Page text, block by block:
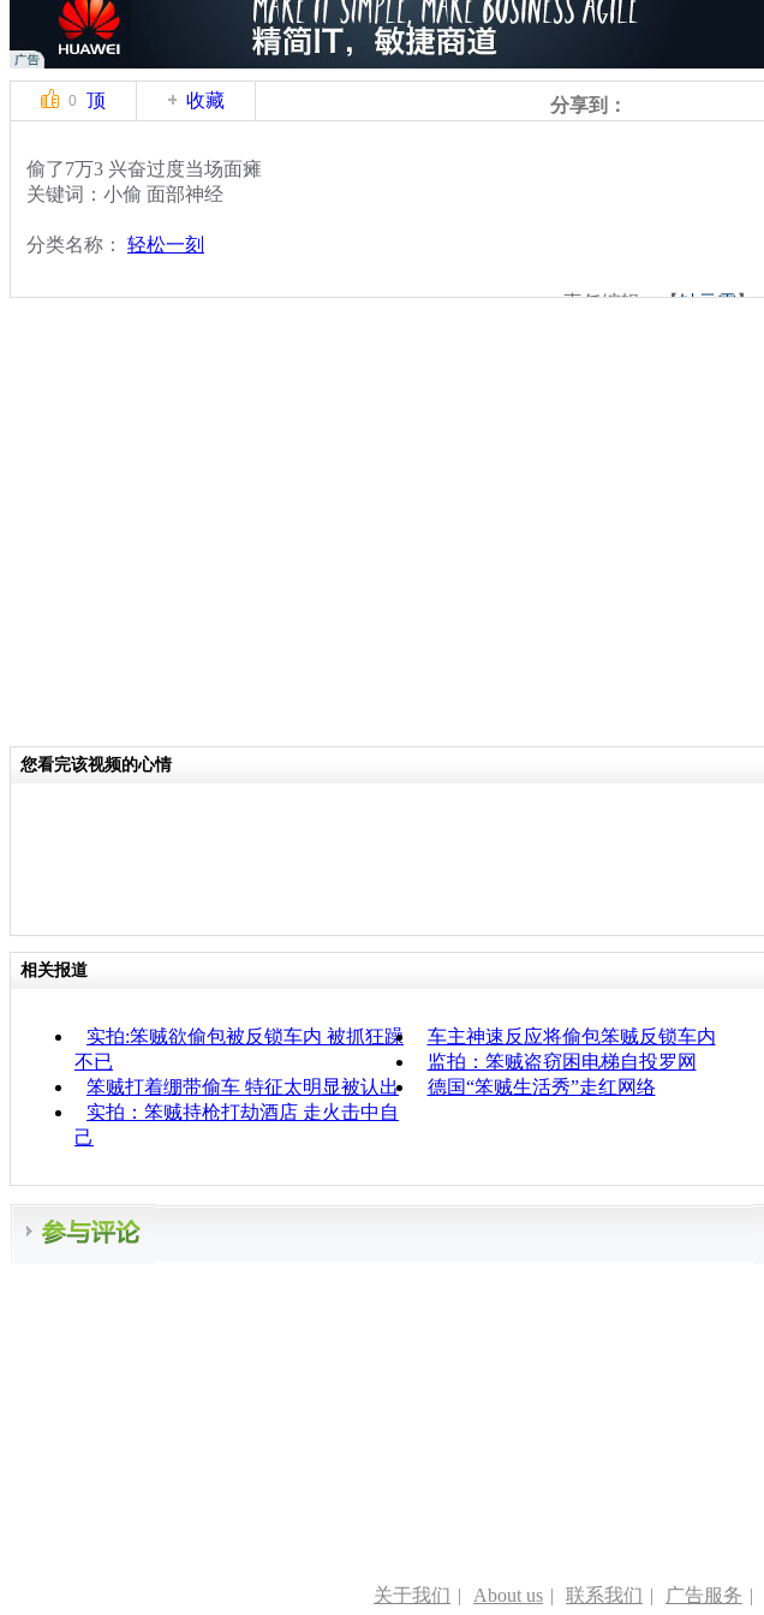
0 顶 收藏 分享到：
偷了7万3 兴奋过度当场面瘫
关键词：小偷 面部神经
分类名称： 轻松一刻
责任编辑：【钟元霞】
您看完该视频的心情
相关报道
实拍:笨贼欲偷包被反锁车内 被抓狂躁
不已
车主神速反应将偷包笨贼反锁车内
监拍：笨贼盗窃困电梯自投罗网
笨贼打着绷带偷车 特征太明显被认出
德国“笨贼生活秀”走红网络
实拍：笨贼持枪打劫酒店 走火击中自
己
关于我们 | About us | 联系我们 | 广告服务 |